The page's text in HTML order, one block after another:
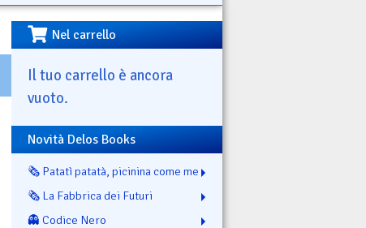
Nel carrello
Il tuo carrello è ancora
vuoto.
Novità Delos Books
🗞️ Patatì patatà, picinina come me
🗞️ La Fabbrica dei Futuri
👻 Codice Nero